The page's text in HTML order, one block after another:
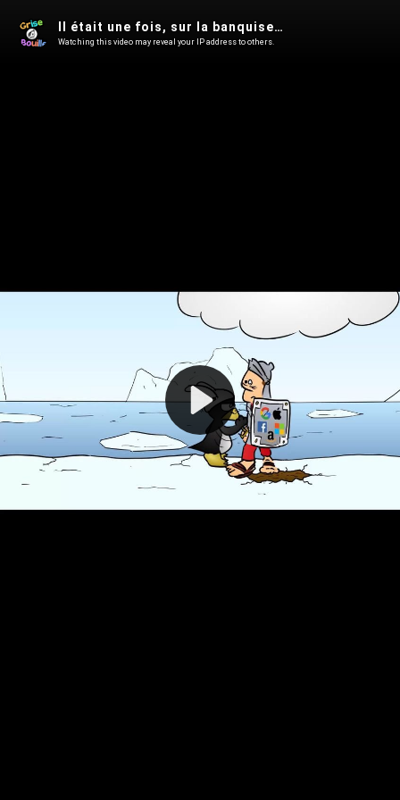
Play
Video
Il était une fois, sur la banquise…
Watching this video may reveal your IP address to others.